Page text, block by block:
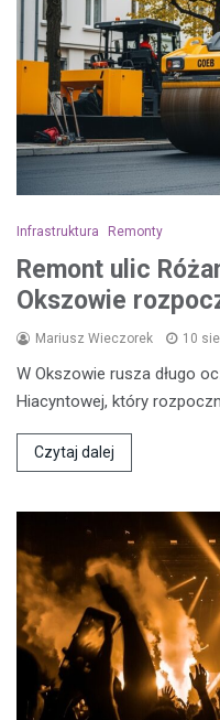
Infrastruktura Remonty
Remont ulic
Okszowie
Mariusz Wieczorek 10
W Okszowie rusza długo
Hiacyntowej, który
Czytaj dalej